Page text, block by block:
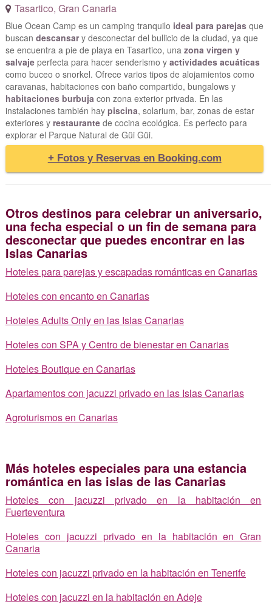
Tasartico, Gran Canaria
Blue Ocean Camp es un camping tranquilo ideal para parejasque
buscan descansary desconectar del bullicio de la ciudad, ya que
se encuentra a pie de playa en Tasartico, una zona virgen y
salvajeperfecta para hacer senderismo y actividades acuáticas
como buceo o snorkel. Ofrece varios tipos de alojamientos como
caravanas, habitaciones con baño compartido, bungalows y
habitaciones burbuja con zona exterior privada. En las
instalaciones también hay piscina, solarium, bar, zonas de estar
exteriores y restaurantede cocina ecológica. Es perfecto para
explorar el Parque Natural de Güi Güi.
+ Fotos y Reservas en Booking.com
Otros destinos para celebrar un aniversario,
una fecha especial o un fin de semana para
desconectar que puedes encontrar en las
Islas Canarias
Hoteles para parejas y escapadas románticas en Canarias
Hoteles con encanto en Canarias
Hoteles Adults Only en las Islas Canarias
Hoteles con SPA y Centro de bienestar en Canarias
Hoteles Boutique en Canarias
Apartamentos con jacuzzi privado en las Islas Canarias
Agroturismos en Canarias
Más hoteles especiales para una estancia
romántica en las islas de las Canarias
Hoteles con jacuzzi privado en la habitación en
Fuerteventura
Hoteles con jacuzzi privado en la habitación en Gran
Canaria
Hoteles con jacuzzi privado en la habitación en Tenerife
Hoteles con jacuzzi en la habitación en Adeje